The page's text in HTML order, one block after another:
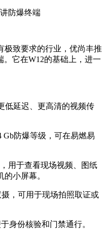
防爆终端
极致要求的行业，优尚丰推
。它在W12的基础上，进一
低延迟、更高清的视频传
Gb防爆等级，可在易燃易
用于查看现场视频、图纸
小屏幕。
，可用于现场拍照取证或
身份核验和门禁通行。